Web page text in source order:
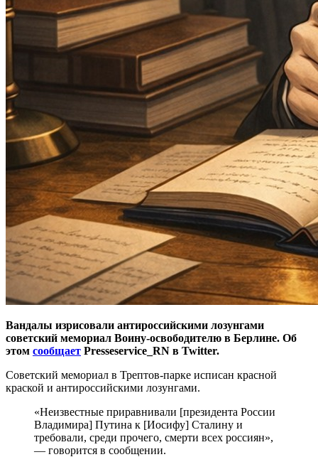
Вандалы изрисовали антироссийскими лозунгами
советский мемориал Воину-освободителю в Берлине. Об
этом сообщает Presseservice_RN в Twitter.
Советский мемориал в Трептов-парке исписан красной
краской и антироссийскими лозунгами.
«Неизвестные приравнивали [президента России
Владимира] Путина к [Иосифу] Сталину и
требовали, среди прочего, смерти всех россиян»,
— говорится в сообщении.